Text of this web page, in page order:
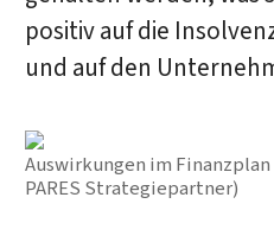
positiv auf die
und auf den
Auswirkungen im
PARES Strategiepartner)